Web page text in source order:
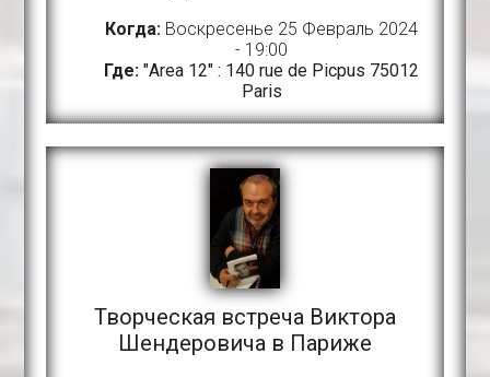
Когда: Воскресенье 25 Февраль 2024
- 19:00
Где: "Area 12" : 140 rue de Picpus 75012
Paris
Творческая встреча Виктора
Шендеровича в Париже